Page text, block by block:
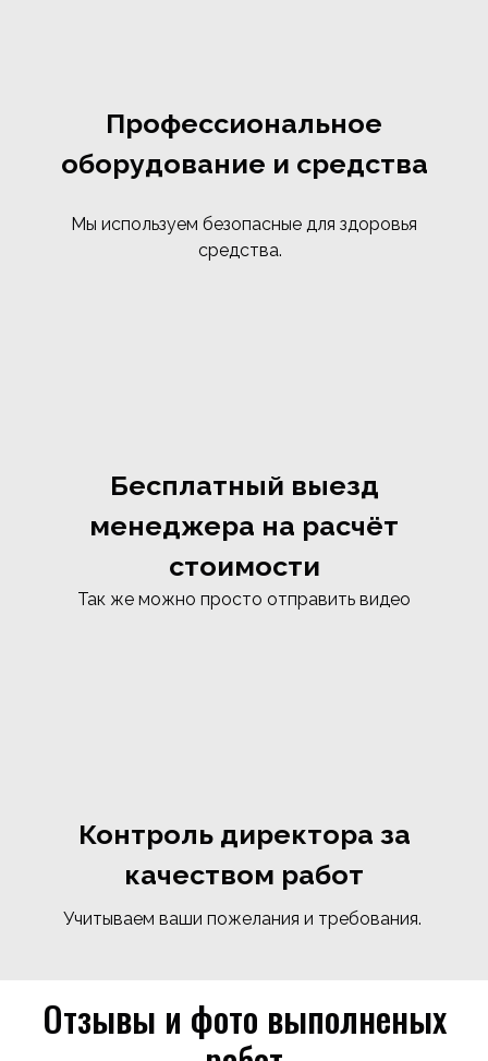
Профессиональное
оборудование и средства
Мы используем безопасные для здоровья
средства.
Бесплатный выезд
менеджера на расчёт
стоимости
Так же можно просто отправить видео
Контроль директора за
качеством работ
Учитываем ваши пожелания и требования.
Отзывы и фото выполненых